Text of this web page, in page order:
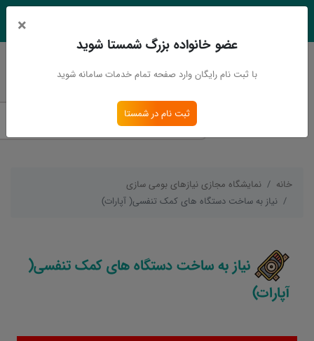
ورود
خانه
نمایشگاه مجازی نیازهای بومی سازی
نیاز به ساخت دستگاه های کمک تنفسی( آپارات)
نیاز به ساخت دستگاه های کمک تنفسی(
آپارات)
×
عضو خانواده بزرگ شمستا شوید
با ثبت نام رایگان وارد صفحه تمام خدمات سامانه شوید
ثبت نام در شمستا